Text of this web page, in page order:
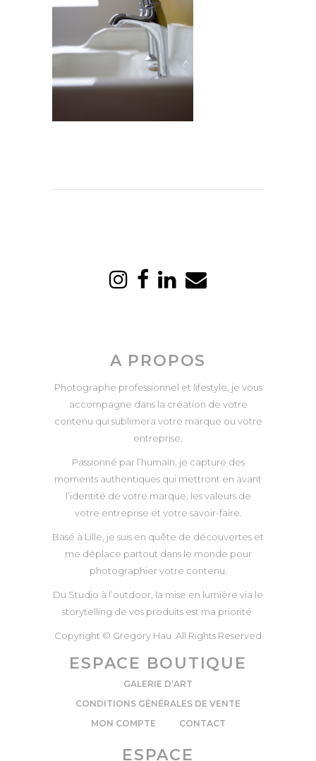
A PROPOS
Photographe professionnel et lifestyle, je vous
accompagne dans la création de votre
contenu qui sublimera votre marque ou votre
entreprise.
Passionné par l’humain, je capture des
moments authentiques qui mettront en avant
l’identité de votre marque, les valeurs de
votre entreprise et votre savoir-faire.
Basé à Lille, je suis en quête de découvertes et
me déplace partout dans le monde pour
photographier votre contenu.
Du Studio à l’outdoor, la mise en lumière via le
storytelling de vos produits est ma priorité.
Copyright © Gregory Hau All Rights Reserved
ESPACE BOUTIQUE
GALERIE D’ART
CONDITIONS GÉNÉRALES DE VENTE
MON COMPTE
CONTACT
ESPACE